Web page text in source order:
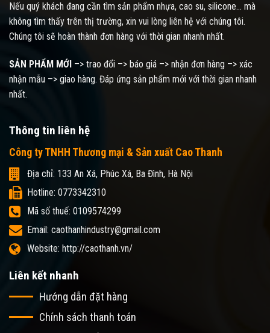
Nếu quý khách đang cần tìm sản phẩm nhựa, cao su, silicone... mà
không tìm thấy trên thị trường, xin vui lòng liên hệ với chúng tôi.
Chúng tôi sẽ hoàn thành đơn hàng với thời gian nhanh nhất.
SẢN PHẨM MỚI –> trao đổi –> báo giá –> nhận đơn hàng –> xác
nhận mẫu –> giao hàng. Đáp ứng sản phẩm mới với thời gian nhanh
nhất.
Thông tin liên hệ
Công ty TNHH Thương mại & Sản xuất Cao Thanh
Địa chỉ: 133 An Xá, Phúc Xá, Ba Đình, Hà Nội
Hotline: 0773342310
Mã số thuế: 0109574299
Email: caothanhindustry@gmail.com
Website: http://caothanh.vn/
Liên kết nhanh
Hướng dẫn đặt hàng
Chính sách thanh toán